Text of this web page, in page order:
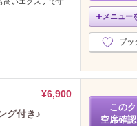
メニュー
ブッ
¥6,900
グ付き♪
この
空席確